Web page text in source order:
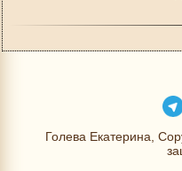
Голева Екатерина,